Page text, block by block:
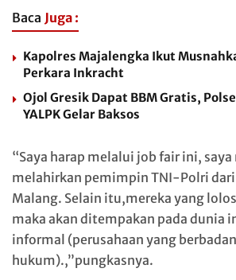
Baca Juga :
Kapolres Majalengka Ikut
Perkara Inkracht
Ojol Gresik Dapat BBM Gratis,
YALPK Gelar Baksos
“Saya harap melalui job fair ini,
melahirkan pemimpin TNI-Polri
Malang. Selain itu,mereka yang
maka akan ditempakan pada dunia
informal (perusahaan yang berbadan
hukum).,”pungkasnya.